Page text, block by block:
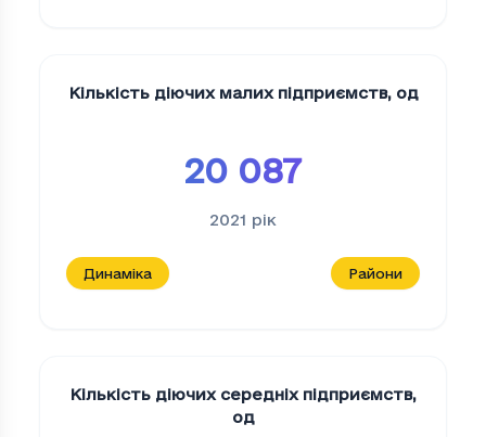
Кількість діючих малих підприємств, од
20 087
2021 рік
Динаміка Райони
Кількість діючих середніх підприємств,
од